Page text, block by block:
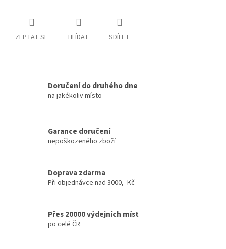
ZEPTAT SE HLÍDAT SDÍLET
Doručení do druhého dne
na jakékoliv místo
Garance doručení
nepoškozeného zboží
Doprava zdarma
Při objednávce nad 3000,- Kč
Přes 20000 výdejních míst
po celé ČR